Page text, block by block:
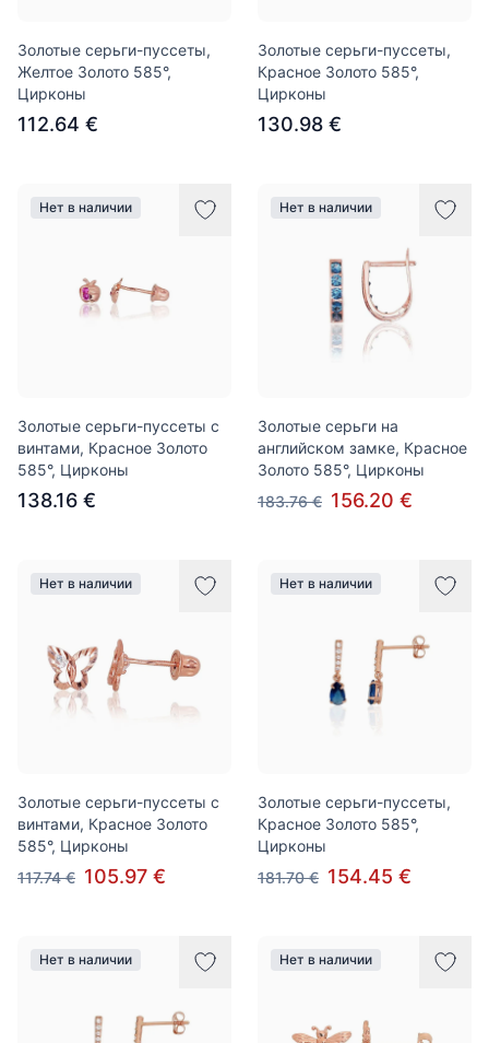
Золотые серьги-пуссеты,
Желтое Золото 585°,
Цирконы
112.64 €
Золотые серьги-пуссеты,
Красное Золото 585°,
Цирконы
130.98 €
Нет в наличии
Золотые серьги-пуссеты с
винтами, Красное Золото
585°, Цирконы
138.16 €
Нет в наличии
Золотые серьги на
английском замке, Красное
Золото 585°, Цирконы
183.76 € 156.20 €
Нет в наличии
Золотые серьги-пуссеты с
винтами, Красное Золото
585°, Цирконы
117.74 € 105.97 €
Нет в наличии
Золотые серьги-пуссеты,
Красное Золото 585°,
Цирконы
181.70 € 154.45 €
Нет в наличии Нет в наличии